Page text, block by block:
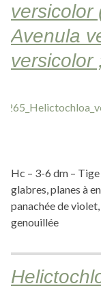
versicolor
Avenula
versicolor
Hc – 3-6 dm –
glabres, planes à
panachée de
genouillée